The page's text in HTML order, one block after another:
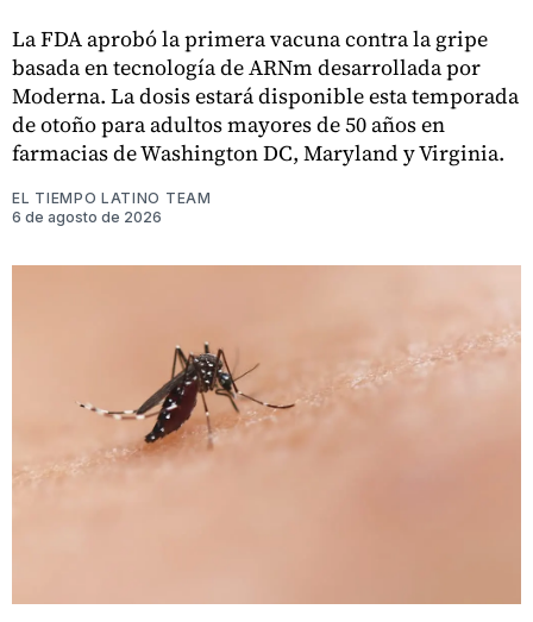
La FDA aprobó la primera vacuna contra la gripe
basada en tecnología de ARNm desarrollada por
Moderna. La dosis estará disponible esta temporada
de otoño para adultos mayores de 50 años en
farmacias de Washington DC, Maryland y Virginia.
EL TIEMPO LATINO TEAM
6 de agosto de 2026